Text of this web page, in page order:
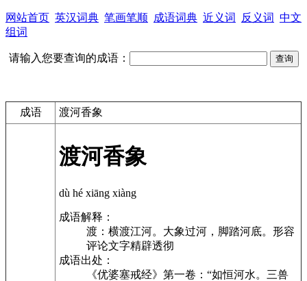
网站首页 英汉词典 笔画笔顺 成语词典 近义词 反义词 中文
组词
请输入您要查询的成语：
成语 渡河香象
渡河香象
dù hé xiāng xiàng
成语解释：
渡：横渡江河。大象过河，脚踏河底。形容
评论文字精辟透彻
成语出处：
《优婆塞戒经》第一卷：“如恒河水。三兽